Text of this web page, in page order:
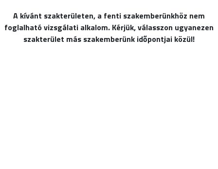
A kívánt szakterületen, a fenti szakemberünkhöz nem
foglalható vizsgálati alkalom. Kérjük, válasszon ugyanezen
szakterület más szakemberünk időpontjai közül!